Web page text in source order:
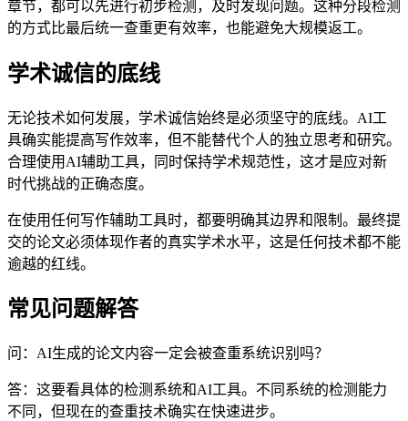
章节，都可以先进行初步检测，及时发现问题。这种分段检测
的方式比最后统一查重更有效率，也能避免大规模返工。
学术诚信的底线
无论技术如何发展，学术诚信始终是必须坚守的底线。AI工
具确实能提高写作效率，但不能替代个人的独立思考和研究。
合理使用AI辅助工具，同时保持学术规范性，这才是应对新
时代挑战的正确态度。
在使用任何写作辅助工具时，都要明确其边界和限制。最终提
交的论文必须体现作者的真实学术水平，这是任何技术都不能
逾越的红线。
常见问题解答
问：AI生成的论文内容一定会被查重系统识别吗？
答：这要看具体的检测系统和AI工具。不同系统的检测能力
不同，但现在的查重技术确实在快速进步。